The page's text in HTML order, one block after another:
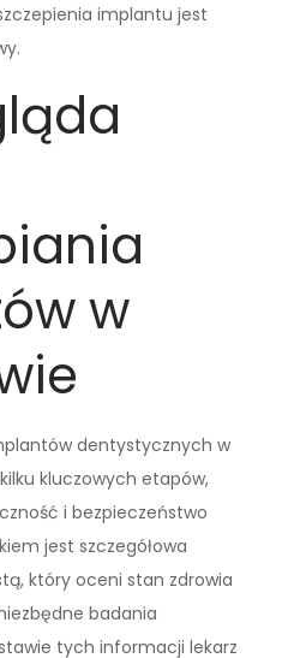
implantu jest
w
dentystycznych w
kluczowych etapów,
i bezpieczeństwo
jest szczegółowa
który oceni stan zdrowia
badania
tych informacji lekarz